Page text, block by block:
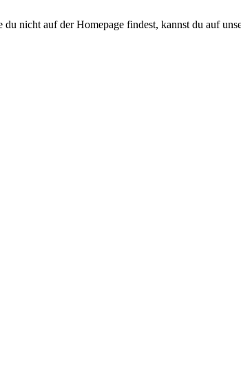
nicht auf der Homepage findest, kannst du auf